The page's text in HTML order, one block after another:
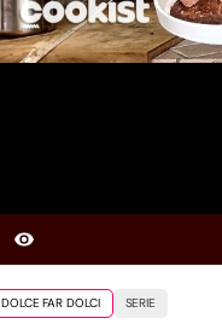
DOLCE FAR DOLCI SERIE